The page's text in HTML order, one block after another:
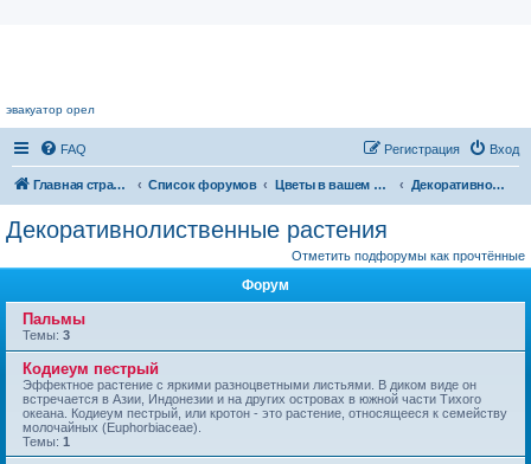
эвакуатор орел
FAQ Вход
Регистрация
Главная страница Список форумов Цветы в вашем доме Декоративнолиственные растения
Декоративнолиственные растения
Отметить подфорумы как прочтённые
Форум
Пальмы
Темы: 3
Кодиеум пестрый
Эффектное растение с яркими разноцветными лис­тьями. В диком виде он
встречается в Азии, Индонезии и на других островах в южной части Тихого
океана. Кодиеум пестрый, или кротон - это рас­тение, относящееся к семейству
моло­чайных (Euphorbiaceae).
Темы: 1